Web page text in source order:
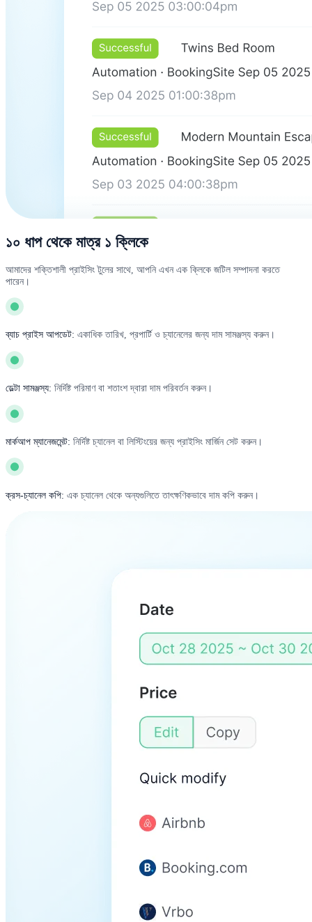
১০ ধাপ থেকে মাত্র ১ ক্লিকে
আমাদের শক্তিশালী প্রাইসিং টুলের সাথে, আপনি এখন এক ক্লিকে জটিল সম্পাদনা করতে
পারেন।
ব্যাচ প্রাইস আপডেট: একাধিক তারিখ, প্রপার্টি ও চ্যানেলের জন্য দাম সামঞ্জস্য করুন।
ডেল্টা সামঞ্জস্য: নির্দিষ্ট পরিমাণ বা শতাংশ দ্বারা দাম পরিবর্তন করুন।
মার্কআপ ম্যানেজমেন্ট: নির্দিষ্ট চ্যানেল বা লিস্টিংয়ের জন্য প্রাইসিং মার্জিন সেট করুন।
ক্রস-চ্যানেল কপি: এক চ্যানেল থেকে অন্যগুলিতে তাৎক্ষণিকভাবে দাম কপি করুন।